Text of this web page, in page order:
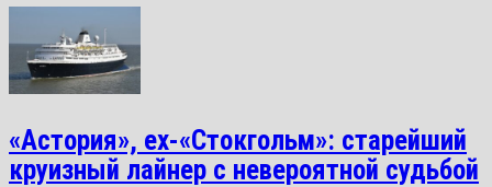
«Астория», ex-«Стокгольм»: старейший
круизный лайнер с невероятной судьбой